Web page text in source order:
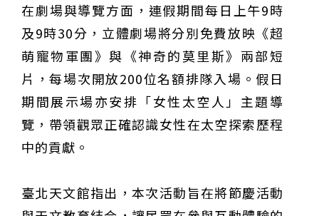
在劇場與導覽方面，連假期間每日上午9時
及9時30分，立體劇場將分別免費放映《超
萌寵物軍團》與《神奇的莫里斯》兩部短
片，每場次開放200位名額排隊入場。假日
期間展示場亦安排「女性太空人」主題導
覽，帶領觀眾正確認識女性在太空探索歷程
中的貢獻。
臺北天文館指出，本次活動旨在將節慶活動